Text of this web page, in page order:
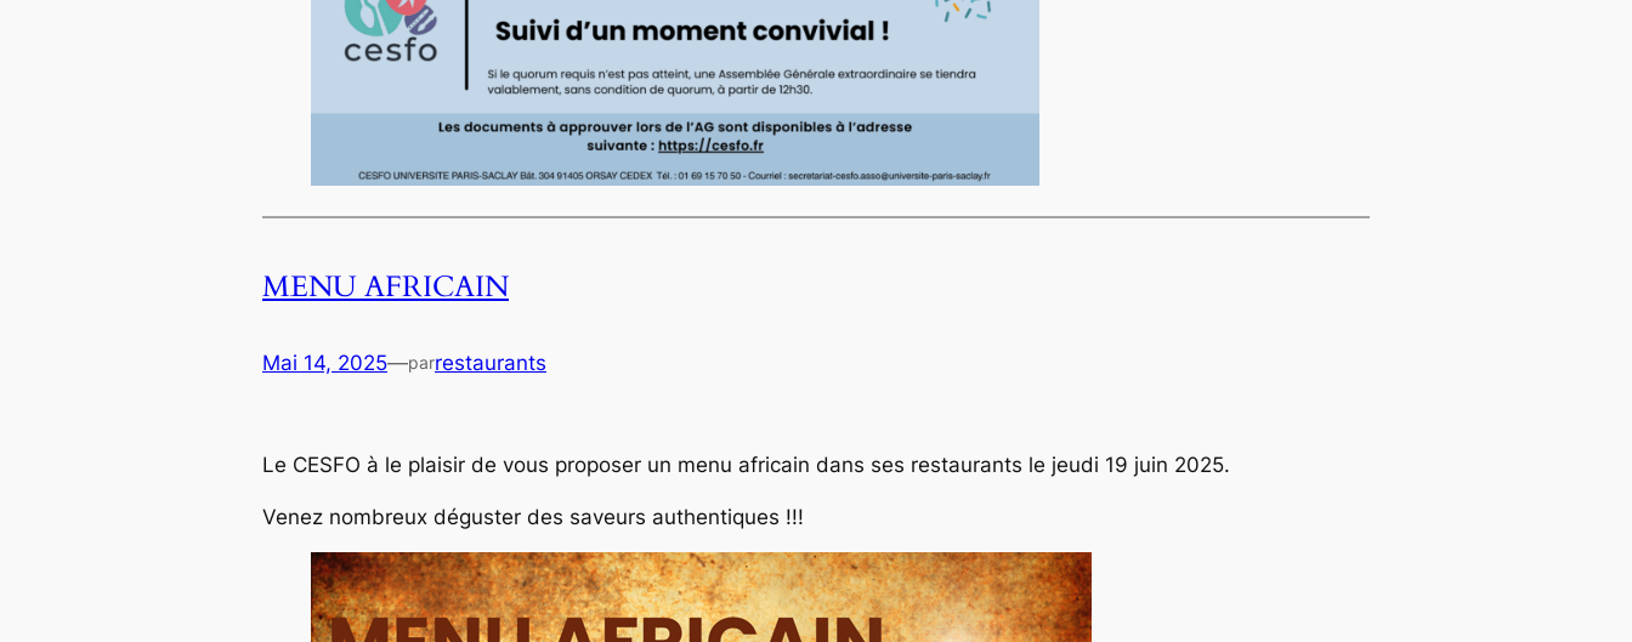
MENU AFRICAIN
Mai 14, 2025—parrestaurants
Le CESFO à le plaisir de vous proposer un menu africain dans ses restaurants le jeudi 19 juin 2025.
Venez nombreux déguster des saveurs authentiques !!!